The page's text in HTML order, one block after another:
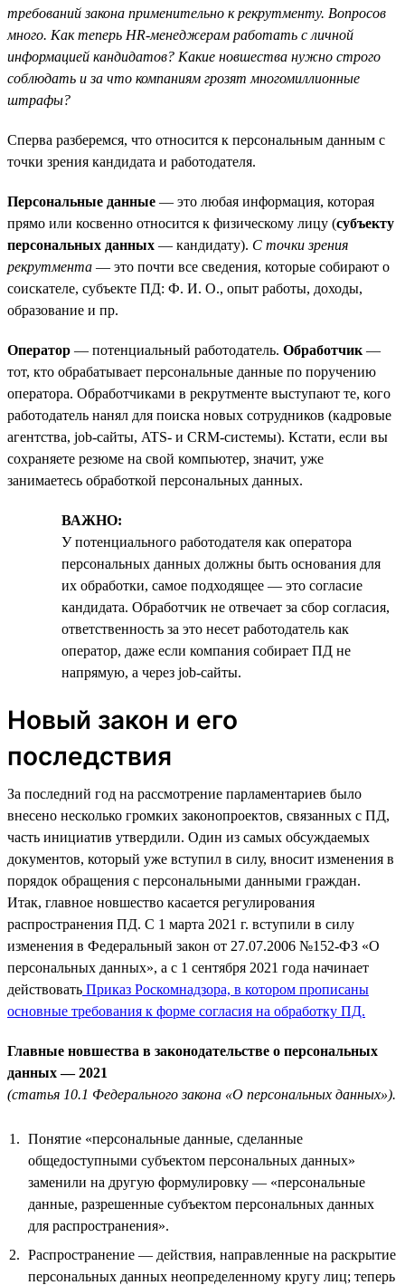
требований закона применительно к рекрутменту. Вопросов
много. Как теперь HR-менеджерам работать с личной
информацией кандидатов? Какие новшества нужно строго
соблюдать и за что компаниям грозят многомиллионные
штрафы?
Сперва разберемся, что относится к персональным данным с
точки зрения кандидата и работодателя.
Персональные данные — это любая информация, которая
прямо или косвенно относится к физическому лицу (субъекту
персональных данных — кандидату). С точки зрения
рекрутмента — это почти все сведения, которые собирают о
соискателе, субъекте ПД: Ф. И. О., опыт работы, доходы,
образование и пр.
Оператор — потенциальный работодатель. Обработчик —
тот, кто обрабатывает персональные данные по поручению
оператора. Обработчиками в рекрутменте выступают те, кого
работодатель нанял для поиска новых сотрудников (кадровые
агентства, job-сайты, ATS- и CRM-системы). Кстати, если вы
сохраняете резюме на свой компьютер, значит, уже
занимаетесь обработкой персональных данных.
ВАЖНО:
У потенциального работодателя как оператора
персональных данных должны быть основания для
их обработки, самое подходящее — это согласие
кандидата. Обработчик не отвечает за сбор согласия,
ответственность за это несет работодатель как
оператор, даже если компания собирает ПД не
напрямую, а через job-сайты.
Новый закон и его
последствия
За последний год на рассмотрение парламентариев было
внесено несколько громких законопроектов, связанных с ПД,
часть инициатив утвердили. Один из самых обсуждаемых
документов, который уже вступил в силу, вносит изменения в
порядок обращения с персональными данными граждан.
Итак, главное новшество касается регулирования
распространения ПД. С 1 марта 2021 г. вступили в силу
изменения в Федеральный закон от 27.07.2006 №152-ФЗ «О
персональных данных», а с 1 сентября 2021 года начинает
действовать Приказ Роскомнадзора, в котором прописаны
основные требования к форме согласия на обработку ПД.
Главные новшества в законодательстве о персональных
данных — 2021
(статья 10.1 Федерального закона «О персональных данных»).
Понятие «персональные данные, сделанные
общедоступными субъектом персональных данных»
заменили на другую формулировку — «персональные
данные, разрешенные субъектом персональных данных
для распространения».
Распространение — действия, направленные на раскрытие
персональных данных неопределенному кругу лиц; теперь